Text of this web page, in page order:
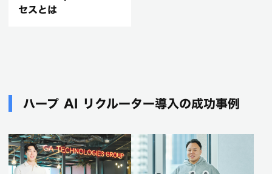
セスとは
ハープ AI リクルーター導入の成功事例